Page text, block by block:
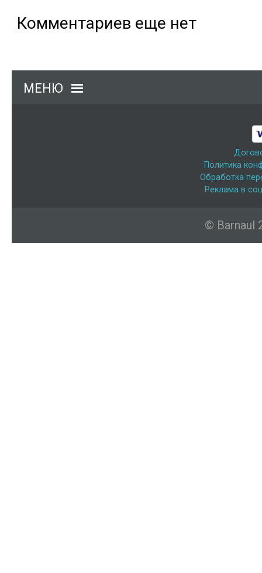
Комментариев еще нет
МЕНЮ
Политика
Обработка
Реклама в
© Barnaul